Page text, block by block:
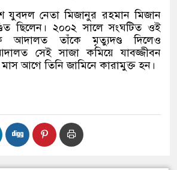
যুবদল নেতা মিজানুর রহমান মিজান
ছিলেন। ২০০২ সালে সংঘটিত ওই
আদালত তাঁকে মৃত্যুদণ্ড দিলেও
সেই সাজা কমিয়ে যাবজ্জীবন
আগে তিনি জামিনে কারামুক্ত হন।